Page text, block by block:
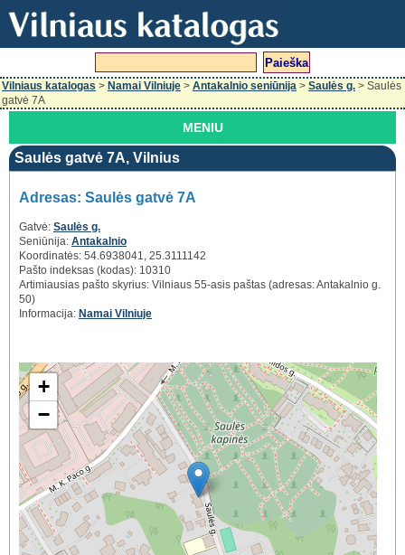
Vilniaus katalogas > Namai Vilniuje > Antakalnio seniūnija > Saulės g. > Saulės
gatvė 7A
MENIU
Saulės gatvė 7A, Vilnius
Adresas: Saulės gatvė 7A
Gatvė: Saulės g.
Seniūnija: Antakalnio
Koordinatės: 54.6938041, 25.3111142
Pašto indeksas (kodas): 10310
Artimiausias pašto skyrius: Vilniaus 55-asis paštas (adresas: Antakalnio g.
50)
Informacija: Namai Vilniuje
+
−